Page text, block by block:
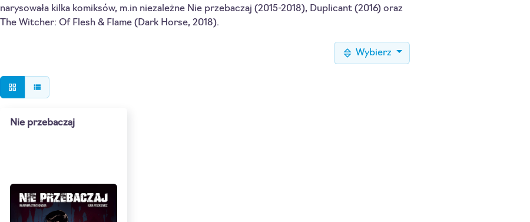
narysowała kilka komiksów, m.in niezależne Nie przebaczaj (2015-2018), Duplicant (2016) oraz
The Witcher: Of Flesh & Flame (Dark Horse, 2018).
Wybierz
grid_view view_list
Nie przebaczaj